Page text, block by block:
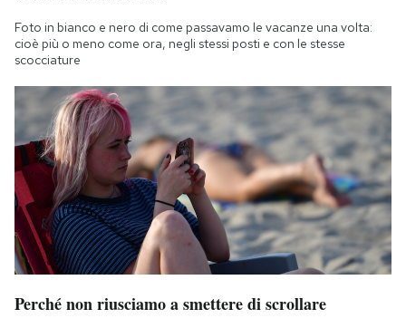
Foto in bianco e nero di come passavamo le vacanze una volta:
cioè più o meno come ora, negli stessi posti e con le stesse
scocciature
Perché non riusciamo a smettere di scrollare